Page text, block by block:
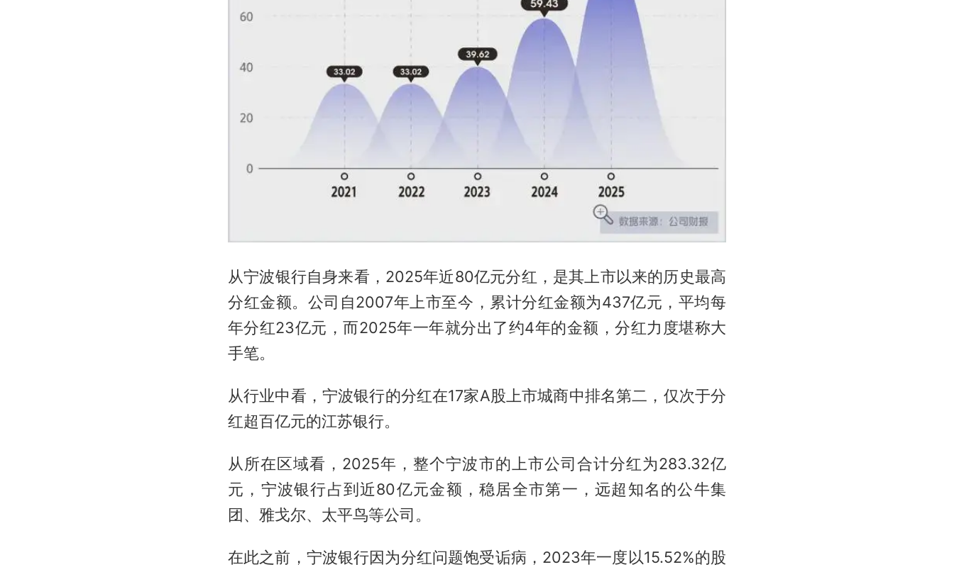
从宁波银行自身来看，2025年近80亿元分红，是其上市以来的历史最高
分红金额。公司自2007年上市至今，累计分红金额为437亿元，平均每
年分红23亿元，而2025年一年就分出了约4年的金额，分红力度堪称大
手笔。
从行业中看，宁波银行的分红在17家A股上市城商中排名第二，仅次于分
红超百亿元的江苏银行。
从所在区域看，2025年，整个宁波市的上市公司合计分红为283.32亿
元，宁波银行占到近80亿元金额，稳居全市第一，远超知名的公牛集
团、雅戈尔、太平鸟等公司。
在此之前，宁波银行因为分红问题饱受诟病，2023年一度以15.52%的股